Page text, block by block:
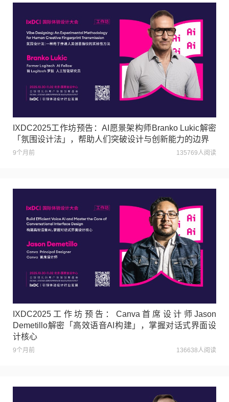
IXDC2025工作坊预告：AI愿景架构师Branko Lukic解密
「氛围设计法」，帮助人们突破设计与创新能力的边界
9个月前 135769人阅读
IXDC2025工作坊预告：Canva首席设计师Jason
Demetillo解密「高效语音AI构建」，掌握对话式界面设
计核心
9个月前 136638人阅读